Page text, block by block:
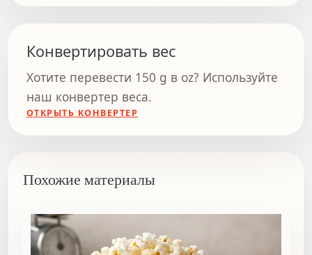
Конвертировать вес
Хотите перевести 150 g в oz? Используйте
наш конвертер веса.
ОТКРЫТЬ КОНВЕРТЕР
Похожие материалы